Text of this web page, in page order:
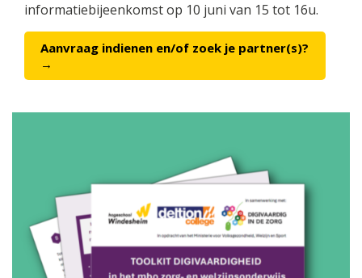
informatiebijeenkomst op 10 juni van 15 tot 16u.
Aanvraag indienen en/of zoek je partner(s)?
→